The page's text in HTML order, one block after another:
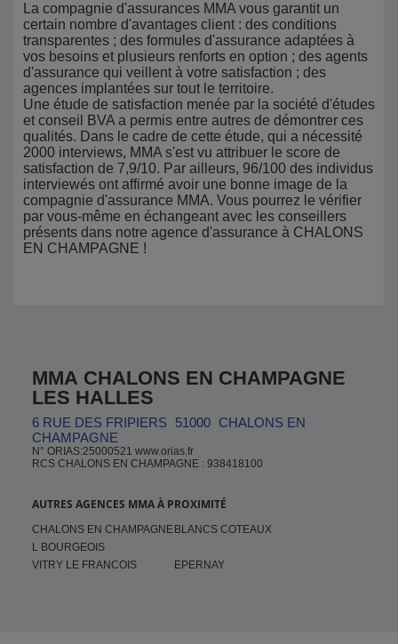
La compagnie d'assurances MMA vous garantit un
certain nombre d'avantages client : des conditions
transparentes ; des formules d'assurance adaptées à
vos besoins et plusieurs renforts en option ; des agents
d'assurance qui veillent à votre satisfaction ; des
agences implantées sur tout le territoire.
Une étude de satisfaction menée par la société d'études
et conseil BVA a permis entre autres de démontrer ces
qualités. Dans le cadre de cette étude, qui a nécessité
2000 interviews, MMA s'est vu attribuer le score de
satisfaction de 7,9/10. Par ailleurs, 96/100 des individus
interviewés ont affirmé avoir une bonne image de la
compagnie d'assurance MMA. Vous pourrez le vérifier
par vous-même en échangeant avec les conseillers
présents dans notre agence d'assurance à CHALONS
EN CHAMPAGNE !
MMA CHALONS EN CHAMPAGNE
LES HALLES
6 RUE DES FRIPIERS 51000 CHALONS EN
CHAMPAGNE
N° ORIAS:25000521 www.orias.fr
RCS CHALONS EN CHAMPAGNE : 938418100
AUTRES AGENCES MMA À PROXIMITÉ
CHALONS EN CHAMPAGNE
L BOURGEOIS
BLANCS COTEAUX
VITRY LE FRANCOIS EPERNAY